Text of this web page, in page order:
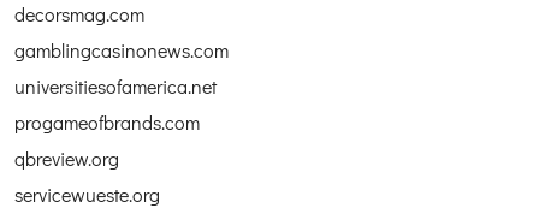
decorsmag.com
gamblingcasinonews.com
universitiesofamerica.net
progameofbrands.com
qbreview.org
servicewueste.org